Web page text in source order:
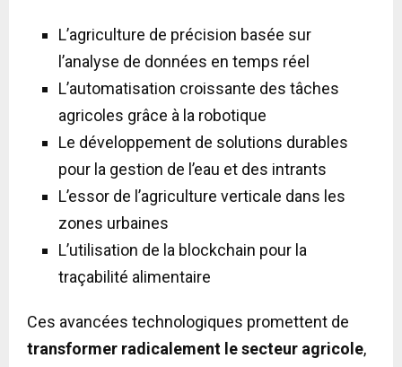
L’agriculture de précision basée sur
l’analyse de données en temps réel
L’automatisation croissante des tâches
agricoles grâce à la robotique
Le développement de solutions durables
pour la gestion de l’eau et des intrants
L’essor de l’agriculture verticale dans les
zones urbaines
L’utilisation de la blockchain pour la
traçabilité alimentaire
Ces avancées technologiques promettent de
transformer radicalement le secteur agricole,